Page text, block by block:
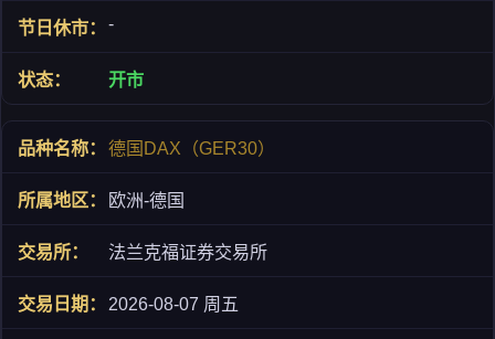
-
开市
德国DAX（GER30）
欧洲-德国
法兰克福证券交易所
2026-08-07 周五